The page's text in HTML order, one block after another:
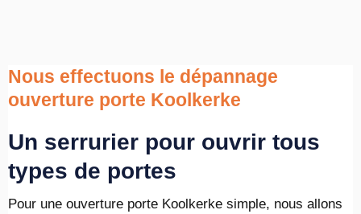
Nous effectuons le dépannage
ouverture porte Koolkerke
Un serrurier pour ouvrir tous
types de portes
Pour une ouverture porte Koolkerke simple, nous allons